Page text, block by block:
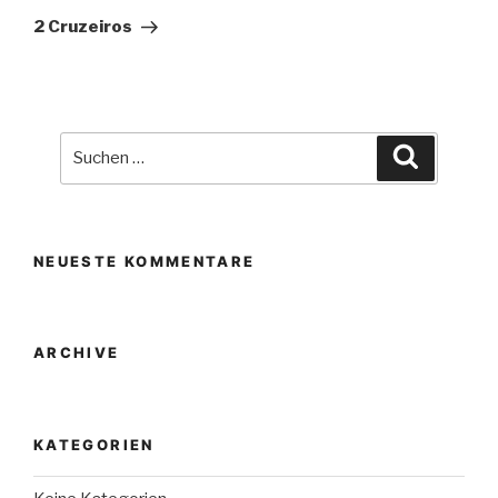
Beitrag
2 Cruzeiros
NEUESTE KOMMENTARE
ARCHIVE
KATEGORIEN